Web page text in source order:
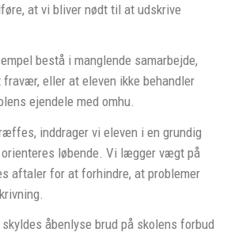
at vi bliver nødt til at udskrive
bestå i manglende samarbejde,
eller at eleven ikke behandler
ejendele med omhu.
inddrager vi eleven i en grundig
løbende. Vi lægger vægt på
aftaler for at forhindre, at problemer
åbenlyse brud på skolens forbud